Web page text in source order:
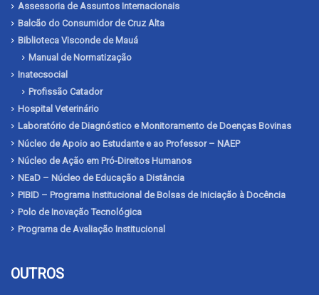
Assessoria de Assuntos Internacionais
Balcão do Consumidor de Cruz Alta
Biblioteca Visconde de Mauá
Manual de Normatização
Inatecsocial
Profissão Catador
Hospital Veterinário
Laboratório de Diagnóstico e Monitoramento de Doenças Bovinas
Núcleo de Apoio ao Estudante e ao Professor – NAEP
Núcleo de Ação em Pró-Direitos Humanos
NEaD – Núcleo de Educação a Distância
PIBID – Programa Institucional de Bolsas de Iniciação à Docência
Polo de Inovação Tecnológica
Programa de Avaliação Institucional
OUTROS